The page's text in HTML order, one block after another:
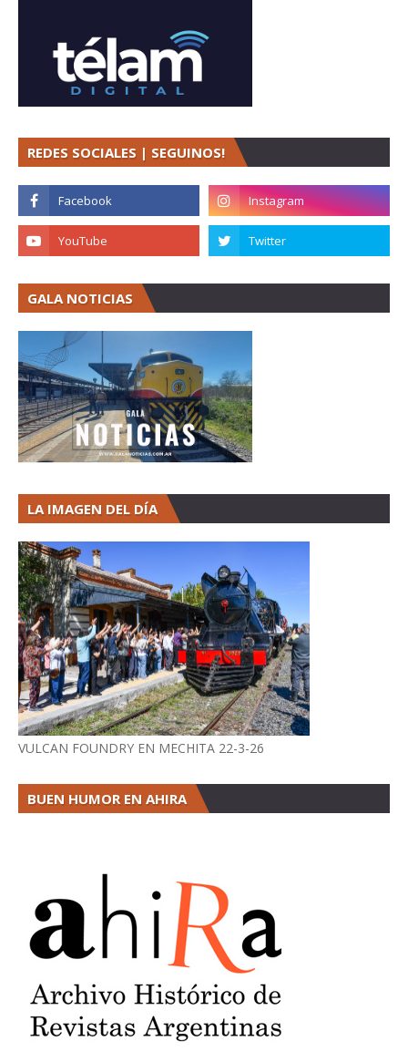
REDES SOCIALES | SEGUINOS!
GALA NOTICIAS
LA IMAGEN DEL DÍA
VULCAN FOUNDRY EN MECHITA 22-3-26
BUEN HUMOR EN AHIRA